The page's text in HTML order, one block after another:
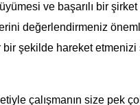
ve başarılı bir
değerlendirmeniz
şekilde hareket etmenizi
çalışmanın size pek